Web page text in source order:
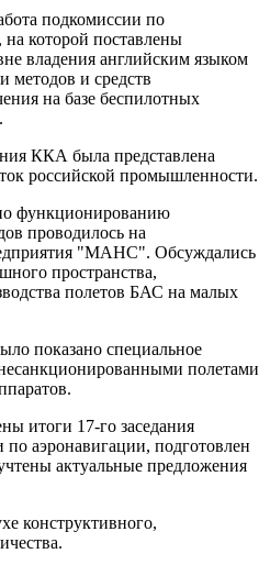
подкомиссии по
которой поставлены
владения английским языком
методов и средств
на базе беспилотных
ККА была представлена
российской промышленности.
функционированию
проводилось на
"МАНС". Обсуждались
пространства,
полетов БАС на малых
показано специальное
полетами
итоги 17-го заседания
аэронавигации, подготовлен
актуальные предложения
конструктивного,